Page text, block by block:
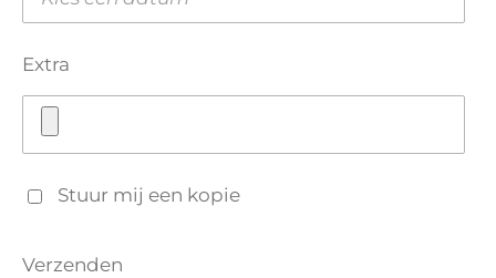
Extra
Stuur mij een kopie
Verzenden